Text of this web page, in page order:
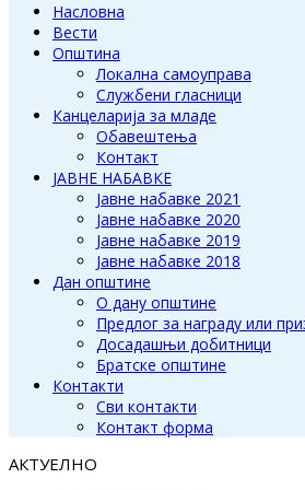
Насловна
Вести
Општина
Локална самоуправа
Службени гласници
Канцеларија за младе
Обавештења
Контакт
ЈАВНЕ НАБАВКЕ
Јавне набавке 2021
Јавне набавке 2020
Јавне набавке 2019
Јавне набавке 2018
Дан општине
О дану општине
Предлог за награду или
Досадашњи добитници
Братске општине
Контакти
Сви контакти
Контакт форма
АКТУЕЛНО